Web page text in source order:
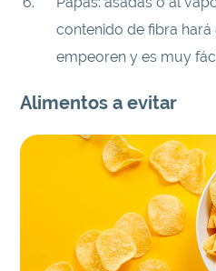
contenido de fibra
empeoren y es muy
Alimentos a evitar